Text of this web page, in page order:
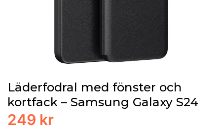
Läderfodral med fönster och
kortfack – Samsung Galaxy S24
249 kr